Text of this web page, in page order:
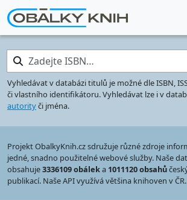
Zadejte ISBN…
Vyhledávat v databázi titulů je možné dle ISBN,
či vlastního identifikátoru. Vyhledávat lze i v
autorityči jména.
Projekt ObalkyKnih.cz sdružuje různé zdroje
jedné, snadno použitelné webové služby. Naše
obsahuje3336109 obáleka 1011120 obsahů
publikací. Naše API využívá většina knihoven v ČR.